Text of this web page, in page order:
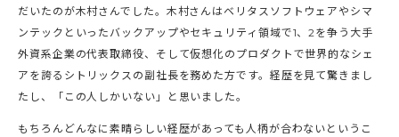
だいたのが木村さんでした。木村さんはベリタスソフトウェアやシマ
ンテックといったバックアップやセキュリティ領域で1、2を争う大手
外資系企業の代表取締役、そして仮想化のプロダクトで世界的なシェ
アを誇るシトリックスの副社長を務めた方です。経歴を見て驚きまし
たし、「この人しかいない」と思いました。
もちろんどんなに素晴らしい経歴があっても人柄が合わないというこ